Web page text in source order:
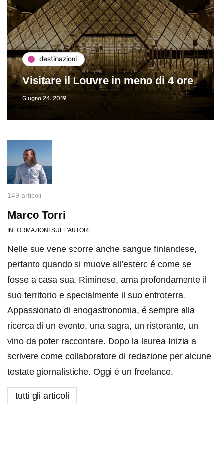
destinazioni
Visitare il Louvre in meno di 4 ore
Giugno 24, 2019
149 articoli
Marco Torri
INFORMAZIONI SULL'AUTORE
Nelle sue vene scorre anche sangue finlandese,
pertanto quando si muove all’estero é come se
fosse a casa sua. Riminese, ama profondamente il
suo territorio e specialmente il suo entroterra.
Appassionato di enogastronomia, é sempre alla
ricerca di un evento, una sagra, un ristorante, un
vino da poter raccontare. Dopo la laurea Inizia a
scrivere come collaboratore di redazione per alcune
testate giornalistiche. Oggi é un freelance.
tutti gli articoli